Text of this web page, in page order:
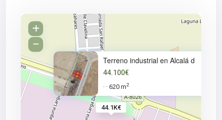
44.1K€
Terreno industrial en Alcalá d
44.100€
· · 620 m2